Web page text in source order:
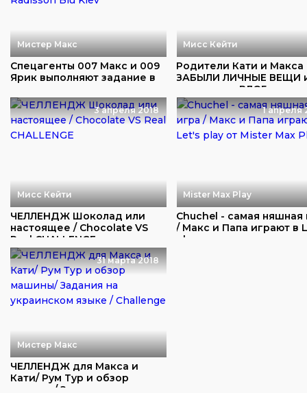
Мистер Макс
Спецагенты 007 Макс и 009
Ярик выполняют задание в
Мисс Кейти
Родители Кати и Макса
ЗАБЫЛИ ЛИЧНЫЕ ВЕЩИ
нежданчик ВЛОГ в ...
3 апреля 2018
Мисс Кейти
ЧЕЛЛЕНДЖ Шоколад или
настоящее / Chocolate VS
Real CHALLENGE...
1 апреля
Mister Max Play
Chuchel - самая няшная
/ Макс и Папа играют в
pla...
31 марта 2018
Мистер Макс
ЧЕЛЛЕНДЖ для Макса и
Кати/ Рум Тур и обзор
машины/ Задания н...